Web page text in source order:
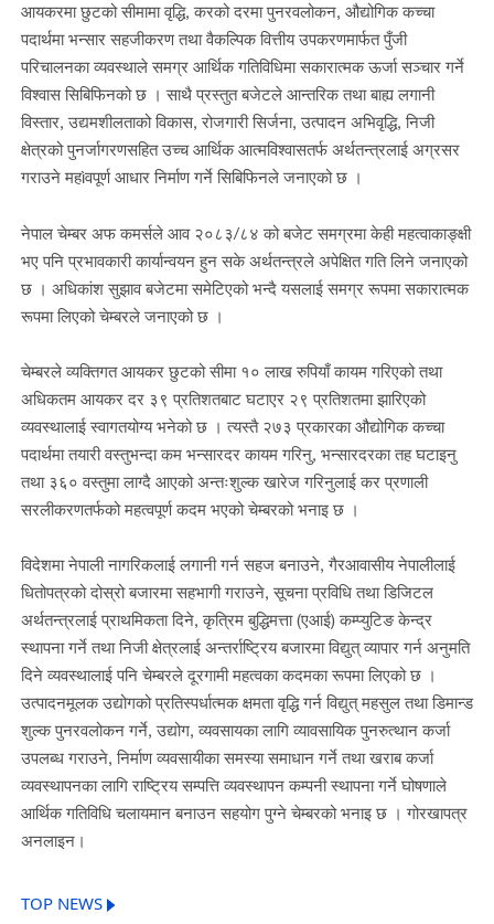
आयकरमा छुटको सीमामा वृद्धि, करको दरमा पुनरवलोकन, औद्योगिक कच्चा
पदार्थमा भन्सार सहजीकरण तथा वैकल्पिक वित्तीय उपकरणमार्फत पुँजी
परिचालनका व्यवस्थाले समग्र आर्थिक गतिविधिमा सकारात्मक ऊर्जा सञ्चार गर्ने
विश्वास सिबिफिनको छ । साथै प्रस्तुत बजेटले आन्तरिक तथा बाह्य लगानी
विस्तार, उद्यमशीलताको विकास, रोजगारी सिर्जना, उत्पादन अभिवृद्धि, निजी
क्षेत्रको पुनर्जागरणसहित उच्च आर्थिक आत्मविश्वासतर्फ अर्थतन्त्रलाई अग्रसर
गराउने महìवपूर्ण आधार निर्माण गर्ने सिबिफिनले जनाएको छ ।
नेपाल चेम्बर अफ कमर्सले आव २०८३/८४ को बजेट समग्रमा केही महत्वाकाङ्क्षी
भए पनि प्रभावकारी कार्यान्वयन हुन सके अर्थतन्त्रले अपेक्षित गति लिने जनाएको
छ । अधिकांश सुझाव बजेटमा समेटिएको भन्दै यसलाई समग्र रूपमा सकारात्मक
रूपमा लिएको चेम्बरले जनाएको छ ।
चेम्बरले व्यक्तिगत आयकर छुटको सीमा १० लाख रुपियाँ कायम गरिएको तथा
अधिकतम आयकर दर ३९ प्रतिशतबाट घटाएर २९ प्रतिशतमा झारिएको
व्यवस्थालाई स्वागतयोग्य भनेको छ । त्यस्तै २७३ प्रकारका औद्योगिक कच्चा
पदार्थमा तयारी वस्तुभन्दा कम भन्सारदर कायम गरिनु, भन्सारदरका तह घटाइनु
तथा ३६० वस्तुमा लाग्दै आएको अन्तःशुल्क खारेज गरिनुलाई कर प्रणाली
सरलीकरणतर्फको महत्वपूर्ण कदम भएको चेम्बरको भनाइ छ ।
विदेशमा नेपाली नागरिकलाई लगानी गर्न सहज बनाउने, गैरआवासीय नेपालीलाई
धितोपत्रको दोस्रो बजारमा सहभागी गराउने, सूचना प्रविधि तथा डिजिटल
अर्थतन्त्रलाई प्राथमिकता दिने, कृत्रिम बुद्धिमत्ता (एआई) कम्प्युटिङ केन्द्र
स्थापना गर्ने तथा निजी क्षेत्रलाई अन्तर्राष्ट्रिय बजारमा विद्युत् व्यापार गर्न अनुमति
दिने व्यवस्थालाई पनि चेम्बरले दूरगामी महत्वका कदमका रूपमा लिएको छ ।
उत्पादनमूलक उद्योगको प्रतिस्पर्धात्मक क्षमता वृद्धि गर्न विद्युत् महसुल तथा डिमान्ड
शुल्क पुनरवलोकन गर्ने, उद्योग, व्यवसायका लागि व्यावसायिक पुनरुत्थान कर्जा
उपलब्ध गराउने, निर्माण व्यवसायीका समस्या समाधान गर्ने तथा खराब कर्जा
व्यवस्थापनका लागि राष्ट्रिय सम्पत्ति व्यवस्थापन कम्पनी स्थापना गर्ने घोषणाले
आर्थिक गतिविधि चलायमान बनाउन सहयोग पुग्ने चेम्बरको भनाइ छ । गोरखापत्र
अनलाइन।
TOP NEWS